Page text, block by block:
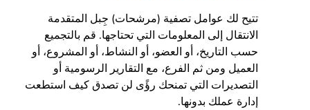
تتيح لك عوامل تصفية (مرشحات) جِبل المتقدمة
الانتقال إلى المعلومات التي تحتاجها. قم بالتجميع
حسب التاريخ، أو العضو، أو النشاط، أو المشروع، أو
العميل ومن ثم الفرع، مع التقارير الرسومية أو
التصديرات التي تمنحك رؤًى لن تصدق كيف استطعت
إدارة عملك بدونها.